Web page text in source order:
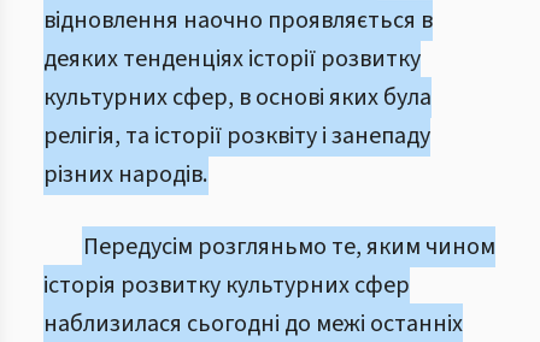
відновлення наочно проявляється в
деяких тенденціях історії розвитку
культурних сфер, в основі яких була
релігія, та історії розквіту і занепаду
різних народів.
Передусім розгляньмо те, яким чином
історія розвитку культурних сфер
наблизилася сьогодні до межі останніх